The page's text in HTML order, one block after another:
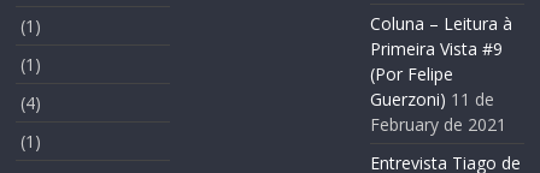
(1)
(1)
(4)
(1)
Coluna – Leitura à
Primeira Vista #9
(Por Felipe
Guerzoni) 11 de
February de 2021
Entrevista Tiago de